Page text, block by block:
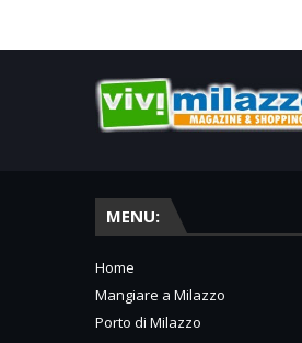
MENU:
Home
Mangiare a Milazzo
Porto di Milazzo